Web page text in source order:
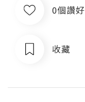
0個讚好
收藏